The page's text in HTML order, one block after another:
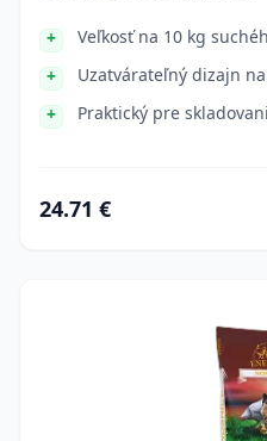
Veľkosť na 10 kg
Uzatvárateľný dizajn
Praktický pre
24.71 €